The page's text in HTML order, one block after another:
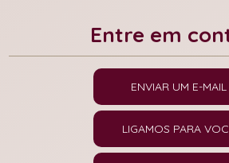
Entre em
ENVIAR UM E-MAIL
LIGAMOS PARA